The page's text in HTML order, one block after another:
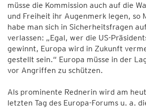
müsse die Kommission auch auf die
und Freiheit ihr Augenmerk legen, so
habe man sich in Sicherheitsfragen
verlassen: „Egal, wer die US-
gewinnt, Europa wird in Zukunft
gestellt sein.“ Europa müsse in der
vor Angriffen zu schützen.
Als prominente Rednerin wird am
letzten Tag des Europa-Forums u. a.